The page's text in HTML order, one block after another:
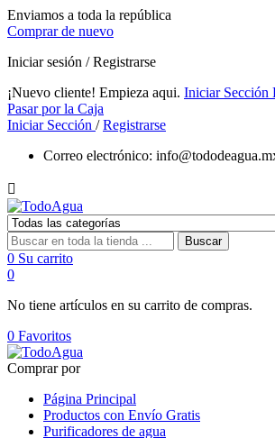
Enviamos a toda la república
Comprar de nuevo
Iniciar sesión / Registrarse
¡Nuevo cliente! Empieza aqui. Iniciar Sección
Pasar por la Caja
Iniciar Sección /Registrarse
Correo electrónico:

Buscar
0 Su carrito
0
No tiene artículos en su carrito de compras.
0 Favoritos
Comprar por
Página Principal
Productos con Envío Gratis
Purificadores de agua